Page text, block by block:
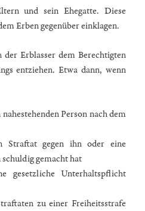
und sein Ehegatte. Diese
Erben gegenüber einklagen.
Erblasser dem Berechtigten
entziehen. Etwa dann, wenn
Person nach dem
Straftat gegen ihn oder eine
schuldig gemacht hat
gesetzliche Unterhaltspflicht
zu einer Freiheitsstrafe